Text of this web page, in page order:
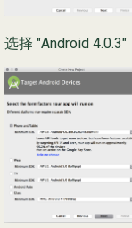
选择 "Android 4.0.3"